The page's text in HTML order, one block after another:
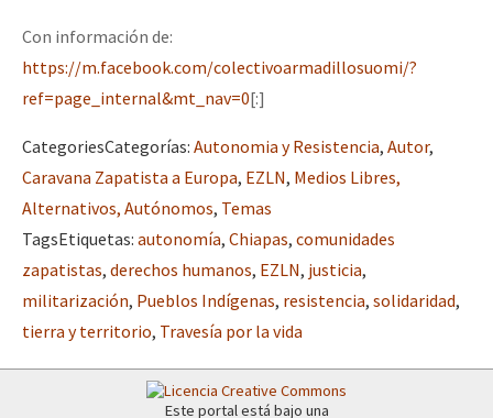
Con información de:
https://m.facebook.com/colectivoarmadillosuomi/?
ref=page_internal&mt_nav=0[:]
CategoriesCategorías: Autonomia y Resistencia, Autor,
Caravana Zapatista a Europa, EZLN, Medios Libres,
Alternativos, Autónomos, Temas
TagsEtiquetas: autonomía, Chiapas, comunidades
zapatistas, derechos humanos, EZLN, justicia,
militarización, Pueblos Indígenas, resistencia, solidaridad,
tierra y territorio, Travesía por la vida
Este portal está bajo una